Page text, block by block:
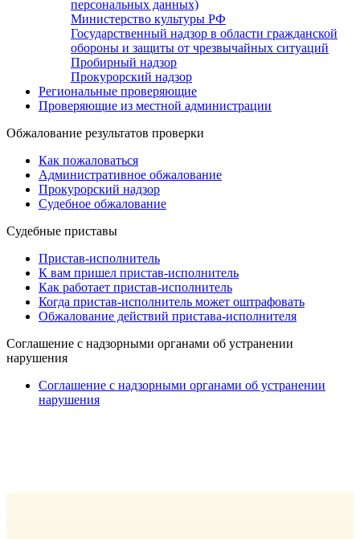
персональных данных)
Министерство культуры РФ
Государственный надзор в области гражданской
обороны и защиты от чрезвычайных ситуаций
Пробирный надзор
Прокурорский надзор
Региональные проверяющие
Проверяющие из местной администрации
Обжалование результатов проверки
Как пожаловаться
Административное обжалование
Прокурорский надзор
Судебное обжалование
Судебные приставы
Пристав-исполнитель
К вам пришел пристав-исполнитель
Как работает пристав-исполнитель
Когда пристав-исполнитель может оштрафовать
Обжалование действий пристава-исполнителя
Cоглашение с надзорными органами об устранении
нарушения
Cоглашение с надзорными органами об устранении
нарушения